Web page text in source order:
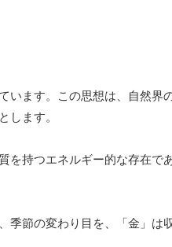
います。この思想は、自然界
します。
を持つエネルギー的な存在で
季節の変わり目を、「金」は